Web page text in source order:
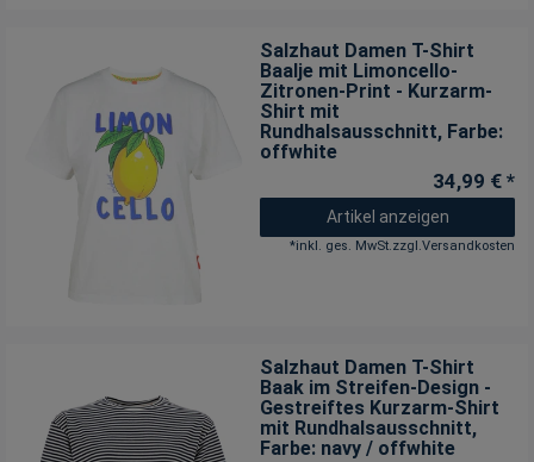
Salzhaut Damen T-Shirt
Baalje mit Limoncello-
Zitronen-Print - Kurzarm-
Shirt mit
Rundhalsausschnitt, Farbe:
offwhite
34,99 € *
Artikel anzeigen
*inkl. ges. MwSt.zzgl.Versandkosten
Salzhaut Damen T-Shirt
Baak im Streifen-Design -
Gestreiftes Kurzarm-Shirt
mit Rundhalsausschnitt,
Farbe: navy / offwhite